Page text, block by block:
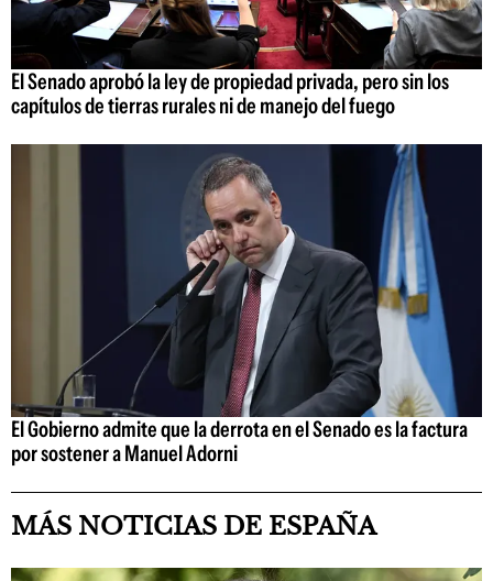
El Senado aprobó la ley de propiedad privada, pero sin los
capítulos de tierras rurales ni de manejo del fuego
El Gobierno admite que la derrota en el Senado es la factura
por sostener a Manuel Adorni
MÁS NOTICIAS DE ESPAÑA